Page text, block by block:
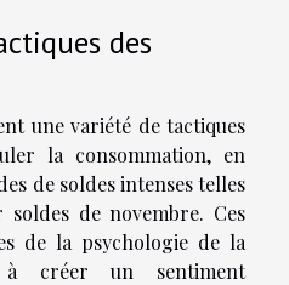
des
une variété de tactiques
la consommation, en
de soldes intenses telles
de novembre. Ces
de la psychologie de la
à créer un sentiment